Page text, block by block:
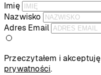
Imię
Nazwisko
Adres Email
Przeczytałem i akceptuję
prywatności.